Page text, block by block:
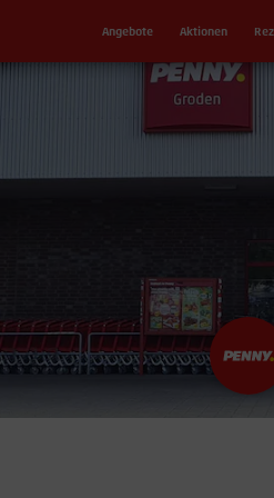
Angebote Aktionen